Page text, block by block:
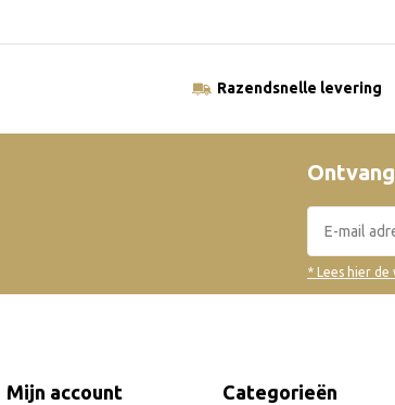
Razendsnelle levering
* Lees hier
Mijn account Categorieën